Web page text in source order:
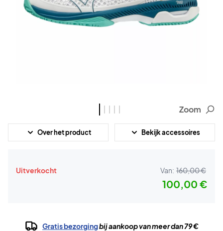
Zoom
Over het product Bekijk accessoires
Uitverkocht Van: 160,00 €
100,00 €
Gratis bezorgingbij aankoop van meer dan 79 €